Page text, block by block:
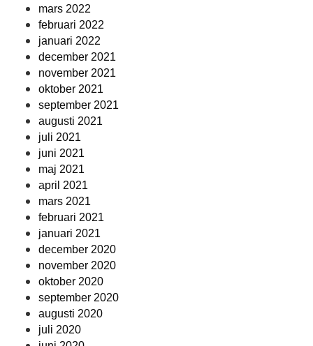
mars 2022
februari 2022
januari 2022
december 2021
november 2021
oktober 2021
september 2021
augusti 2021
juli 2021
juni 2021
maj 2021
april 2021
mars 2021
februari 2021
januari 2021
december 2020
november 2020
oktober 2020
september 2020
augusti 2020
juli 2020